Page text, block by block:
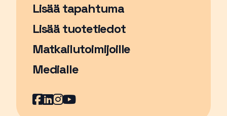
Lisää tapahtuma
Sivu avautuu uudessa ikkunassa
Lisää tuotetiedot
Matkailutoimijoille
Medialle
Facebook
Sivu avautuu uudessa ikkunassa
LinkedIn
Sivu avautuu uudessa ikkunassa
Instagram
Sivu avautuu uudessa
YouTube
Sivu avautuu uudessa